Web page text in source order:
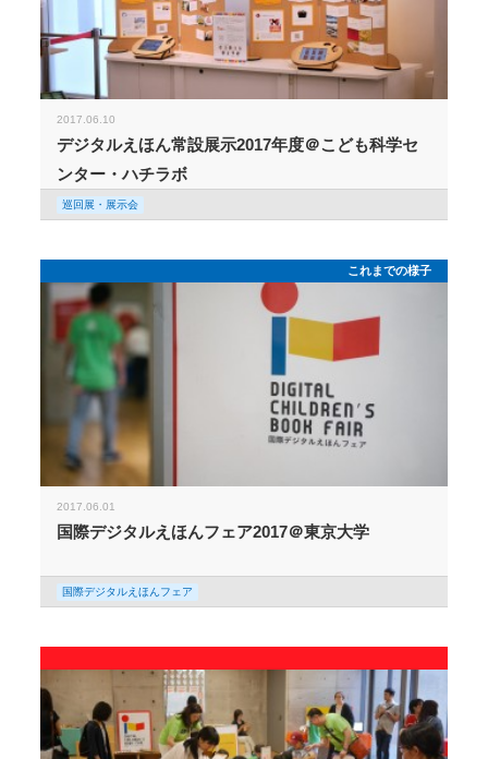
2017.06.10
デジタルえほん常設展示2017年度＠こども科学セ
ンター・ハチラボ
巡回展・展示会
これまでの様子
2017.06.01
国際デジタルえほんフェア2017＠東京大学
国際デジタルえほんフェア